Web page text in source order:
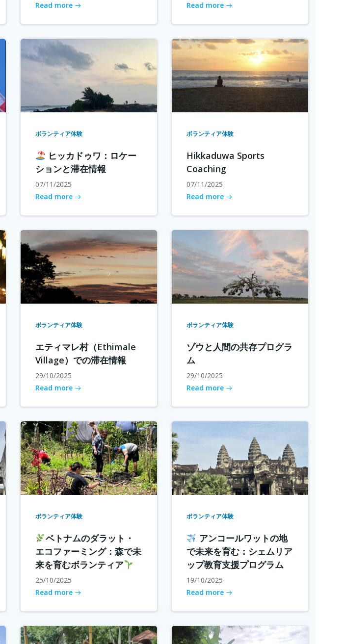
Read more
Read more
ボランティア体験
ヒッカドゥワ：ロケー
ションと滞在情報
07/11/2025
Read more
ボランティア体験
Hikkaduwa Sports
Coaching
07/11/2025
Read more
ボランティア体験
エティマレ村（Ethimale
Village）での滞在情報
29/10/2025
Read more
ボランティア体験
ゾウと人間の共存プログラ
ム
29/10/2025
Read more
ボランティア体験
ベトナムのダラット・
エコファーミング：森で未
来を育むボランティア
25/10/2025
Read more
ボランティア体験
アンコールワットの地
で未来を育む：シェムリア
ップ教育支援プログラム
19/10/2025
Read more